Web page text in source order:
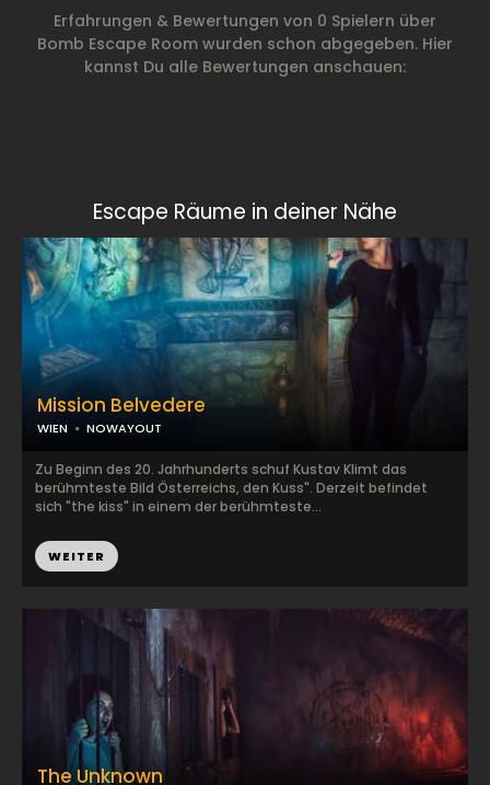
Erfahrungen & Bewertungen von 0 Spielern über
Bomb Escape Room wurden schon abgegeben. Hier
kannst Du alle Bewertungen anschauen:
Escape Räume in deiner Nähe
The Unknown
Mission Belvedere
WIEN NOWAYOUT
Zu Beginn des 20. Jahrhunderts schuf Kustav Klimt das
berühmteste Bild Österreichs, den Kuss". Derzeit befindet
sich "the kiss" in einem der berühmteste...
WEITER